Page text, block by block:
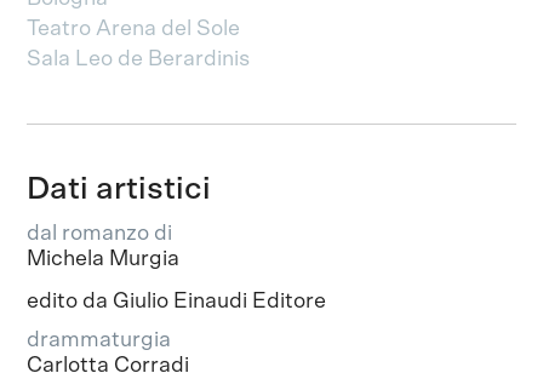
Teatro Arena del Sole
Sala Leo de Berardinis
Dati artistici
dal romanzo di
Michela Murgia
edito da Giulio Einaudi Editore
drammaturgia
Carlotta Corradi